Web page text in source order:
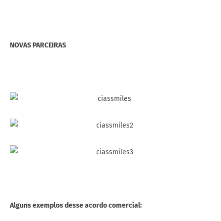
NOVAS PARCEIRAS
Alguns exemplos desse acordo comercial: